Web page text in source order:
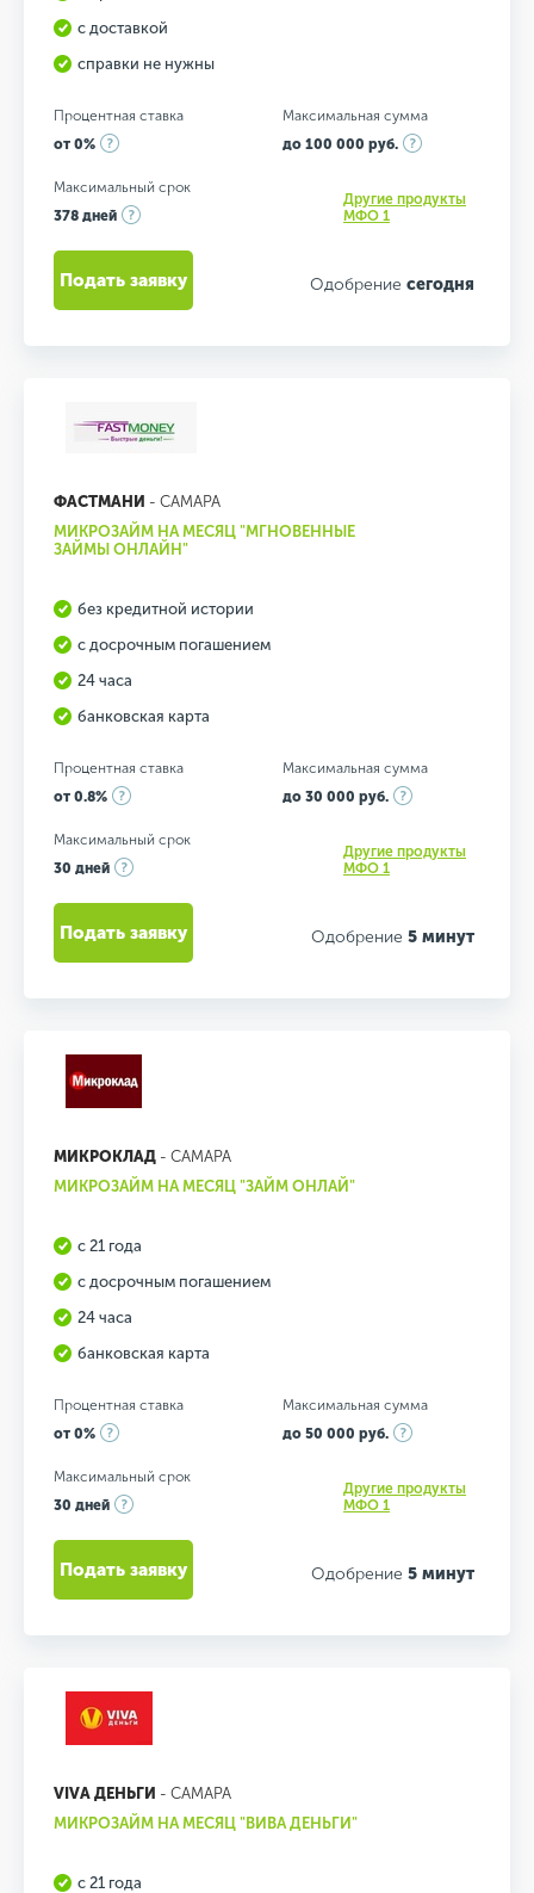
с доставкой
справки не нужны
Процентная ставка
от 0%
Максимальная сумма
до 100 000 руб.
Максимальный срок
378 дней
Другие продукты
МФО 1
Одобрение сегодня
Подать заявку
ФАСТМАНИ - САМАРА
МИКРОЗАЙМ НА МЕСЯЦ "МГНОВЕННЫЕ
ЗАЙМЫ ОНЛАЙН"
без кредитной истории
с досрочным погашением
24 часа
банковская карта
Процентная ставка
от 0.8%
Максимальная сумма
до 30 000 руб.
Максимальный срок
30 дней
Другие продукты
МФО 1
Одобрение 5 минут
Подать заявку
МИКРОКЛАД - САМАРА
МИКРОЗАЙМ НА МЕСЯЦ "ЗАЙМ ОНЛАЙ"
с 21 года
с досрочным погашением
24 часа
банковская карта
Процентная ставка
от 0%
Максимальная сумма
до 50 000 руб.
Максимальный срок
30 дней
Другие продукты
МФО 1
Одобрение 5 минут
Подать заявку
VIVA ДЕНЬГИ - САМАРА
МИКРОЗАЙМ НА МЕСЯЦ "ВИВА ДЕНЬГИ"
с 21 года